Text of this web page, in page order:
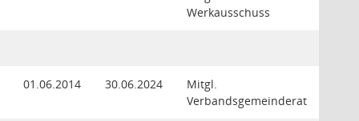
Werkausschuss
01.06.2014 30.06.2024
Mitgl.
Verbandsgemeinderat